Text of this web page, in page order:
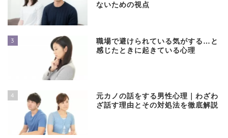
ないための視点
3
職場で避けられている気がする…と
感じたときに起きている心理
4
元カノの話をする男性心理｜わざわ
ざ話す理由とその対処法を徹底解説